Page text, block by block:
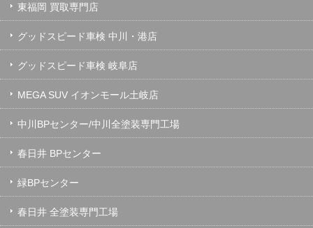
東福岡 買取専門店
グッドスピード車検 中川・港店
グッドスピード車検 岐阜店
MEGA SUV イオンモール土岐店
中川BPセンター/中川全塗装専門工場
春日井 BPセンター
緑BPセンター
春日井 全塗装専門工場